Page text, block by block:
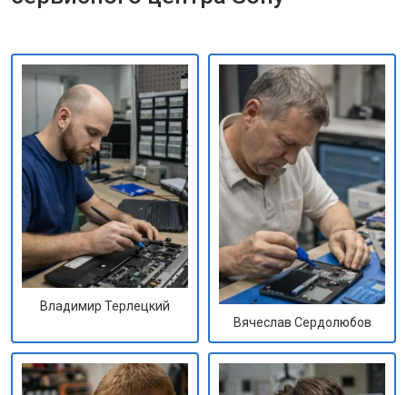
Владимир Терлецкий
Вячеслав Сердолюбов